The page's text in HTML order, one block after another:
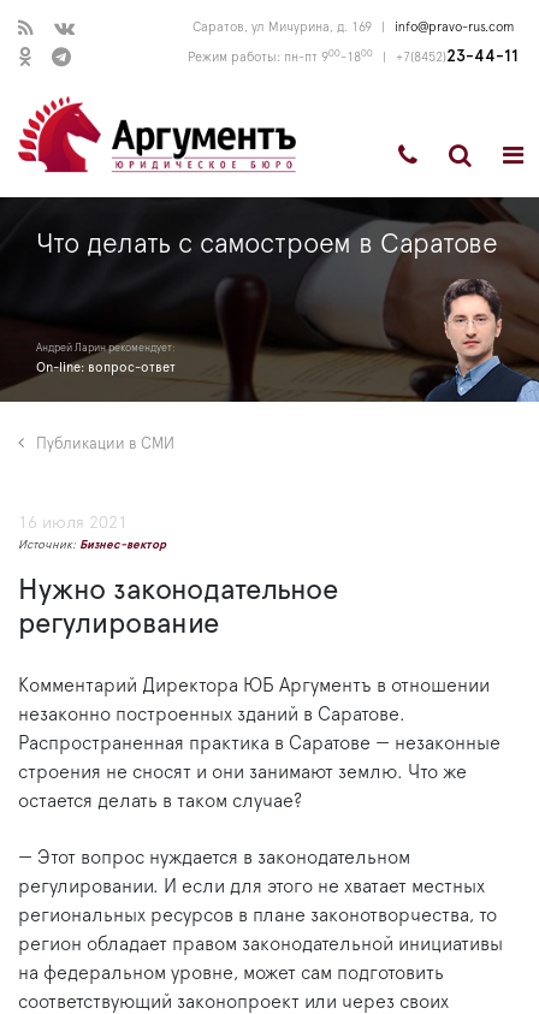
Саратов, ул Мичурина, д. 169 info@pravo-rus.com
Режим работы: пн-пт 900-1800 +7(8452)23-44-11
Что делать с самостроем в Саратове
Андрей Ларин рекомендует:
On-line: вопрос-ответ
Публикации в СМИ
16 июля 2021
Источник: Бизнес-вектор
Нужно законодательное
регулирование
Комментарий Директора ЮБ Аргументъ в отношении
незаконно построенных зданий в Саратове.
Распространенная практика в Саратове — незаконные
строения не сносят и они занимают землю. Что же
остается делать в таком случае?
— Этот вопрос нуждается в законодательном
регулировании. И если для этого не хватает местных
региональных ресурсов в плане законотворчества, то
регион обладает правом законодательной инициативы
на федеральном уровне, может сам подготовить
соответствующий законопроект или через своих